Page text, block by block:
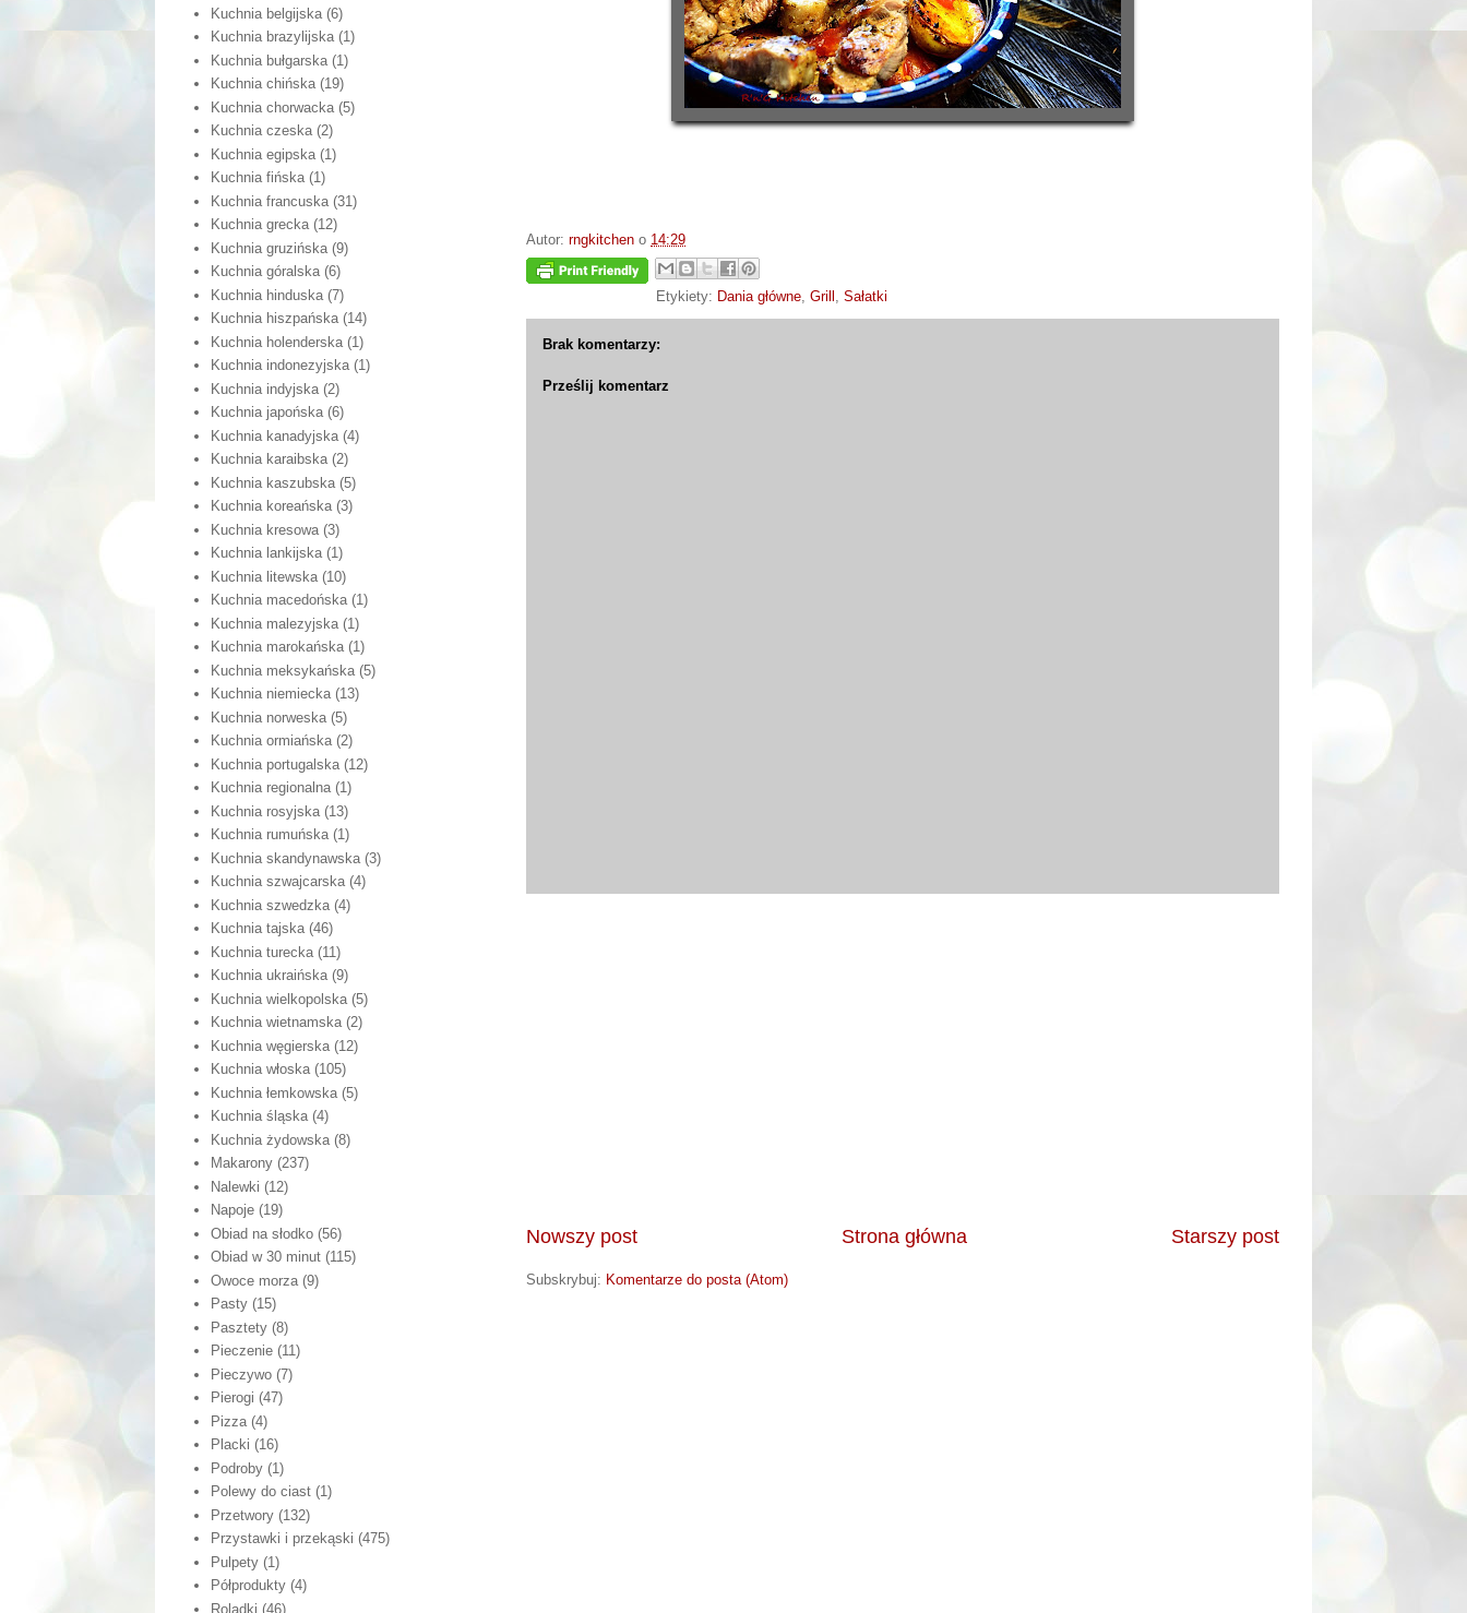
Autor: rngkitchen o 14:29
Etykiety: Dania główne, Grill , Sałatki
Brak komentarzy:
Prześlij komentarz
Nowszy post Starszy post
Strona główna
Subskrybuj: Komentarze do posta (Atom)
Kuchnia belgijska (6)
Kuchnia brazylijska (1)
Kuchnia bułgarska (1)
Kuchnia chińska (19)
Kuchnia chorwacka (5)
Kuchnia czeska (2)
Kuchnia egipska (1)
Kuchnia fińska (1)
Kuchnia francuska (31)
Kuchnia grecka (12)
Kuchnia gruzińska (9)
Kuchnia góralska (6)
Kuchnia hinduska (7)
Kuchnia hiszpańska (14)
Kuchnia holenderska (1)
Kuchnia indonezyjska (1)
Kuchnia indyjska (2)
Kuchnia japońska (6)
Kuchnia kanadyjska (4)
Kuchnia karaibska (2)
Kuchnia kaszubska (5)
Kuchnia koreańska (3)
Kuchnia kresowa (3)
Kuchnia lankijska (1)
Kuchnia litewska (10)
Kuchnia macedońska (1)
Kuchnia malezyjska (1)
Kuchnia marokańska (1)
Kuchnia meksykańska (5)
Kuchnia niemiecka (13)
Kuchnia norweska (5)
Kuchnia ormiańska (2)
Kuchnia portugalska (12)
Kuchnia regionalna (1)
Kuchnia rosyjska (13)
Kuchnia rumuńska (1)
Kuchnia skandynawska (3)
Kuchnia szwajcarska (4)
Kuchnia szwedzka (4)
Kuchnia tajska (46)
Kuchnia turecka (11)
Kuchnia ukraińska (9)
Kuchnia wielkopolska (5)
Kuchnia wietnamska (2)
Kuchnia węgierska (12)
Kuchnia włoska (105)
Kuchnia łemkowska (5)
Kuchnia śląska (4)
Kuchnia żydowska (8)
Makarony (237)
Nalewki (12)
Napoje (19)
Obiad na słodko (56)
Obiad w 30 minut (115)
Owoce morza (9)
Pasty (15)
Pasztety (8)
Pieczenie (11)
Pieczywo (7)
Pierogi (47)
Pizza (4)
Placki (16)
Podroby (1)
Polewy do ciast (1)
Przetwory (132)
Przystawki i przekąski (475)
Pulpety (1)
Półprodukty (4)
Roladki (46)